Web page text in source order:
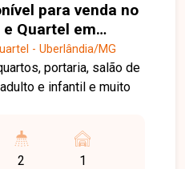
para venda no
Quartel em
- Uberlândia/MG
portaria, salão de
e infantil e muito
2 1